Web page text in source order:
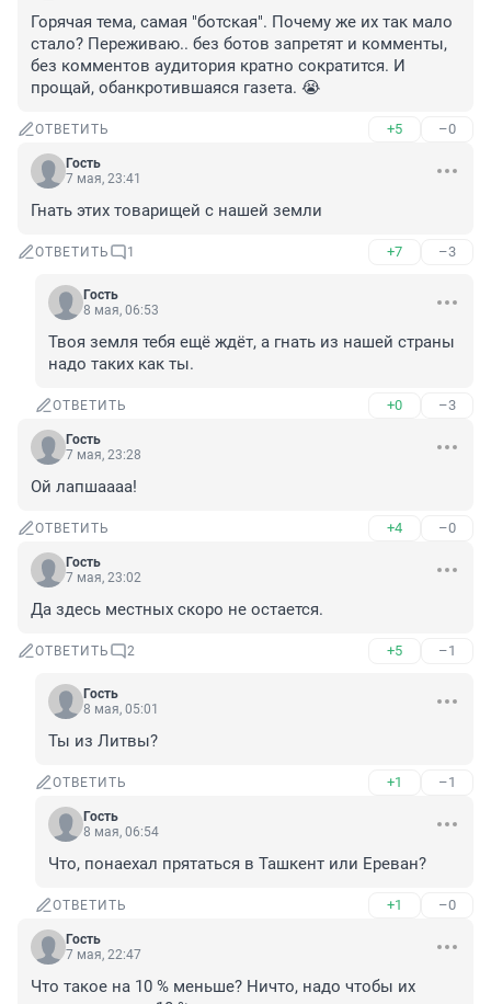
Горячая тема, самая "ботская". Почему же их так мало
стало? Переживаю.. без ботов запретят и комменты,
без комментов аудитория кратно сократится. И
прощай, обанкротившаяся газета. 😭
ОТВЕТИТЬ +5 –0
Гость
7 мая, 23:41
Гнать этих товарищей с нашей земли
ОТВЕТИТЬ 1 +7 –3
Гость
8 мая, 06:53
Твоя земля тебя ещё ждёт, а гнать из нашей страны
надо таких как ты.
ОТВЕТИТЬ +0 –3
Гость
7 мая, 23:28
Ой лапшаааа!
ОТВЕТИТЬ +4 –0
Гость
7 мая, 23:02
Да здесь местных скоро не остается.
ОТВЕТИТЬ 2 +5 –1
Гость
8 мая, 05:01
Ты из Литвы?
ОТВЕТИТЬ +1 –1
Гость
8 мая, 06:54
Что, понаехал прятаться в Ташкент или Ереван?
ОТВЕТИТЬ +1 –0
Гость
7 мая, 22:47
Что такое на 10 % меньше? Ничто, надо чтобы их